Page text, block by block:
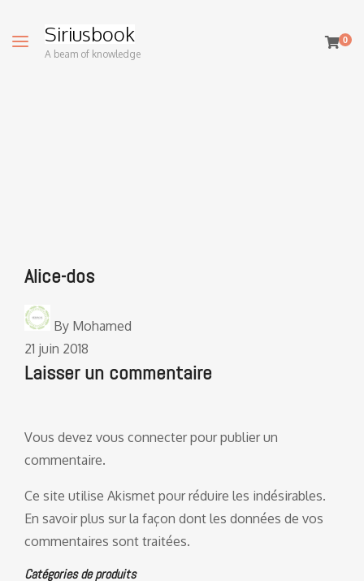
Siriusbook
A beam of knowledge
0
Alice-dos
By Mohamed
21 juin 2018
Laisser un commentaire
Vous devez vous connecterpour publier un
commentaire.
Ce site utilise Akismet pour réduire les indésirables.
En savoir plus sur la façon dont les données de vos
commentaires sont traitées.
Catégories de produits